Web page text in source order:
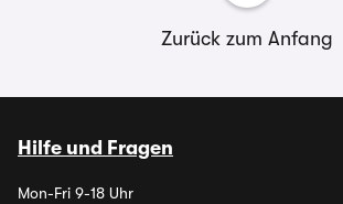
Zurück zum Anfang
Hilfe und Fragen
Mon-Fri 9-18 Uhr